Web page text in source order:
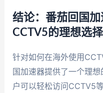
结论：番茄回国
CCTV5的理想选择
针对如何在海外使用
国加速器提供了一个理
户可以轻松访问CCTV5